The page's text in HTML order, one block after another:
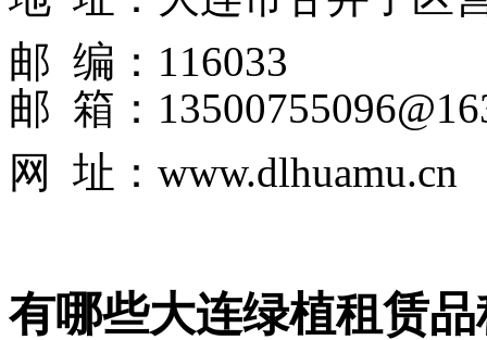
邮 编：116033
邮 箱：
网 址：www.dlhuamu.cn
有哪些大连绿植租赁